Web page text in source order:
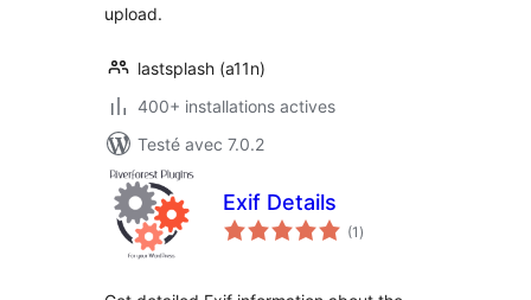
upload.
lastsplash (a11n)
400+ installations actives
Testé avec 7.0.2
Exif Details
(1 notes
en
)